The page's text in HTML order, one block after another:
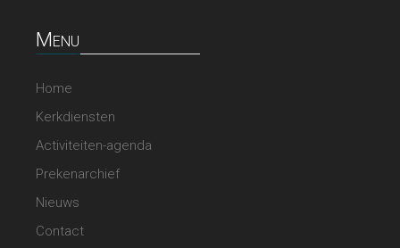
Menu
Home
Kerkdiensten
Activiteiten-agenda
Prekenarchief
Nieuws
Contact